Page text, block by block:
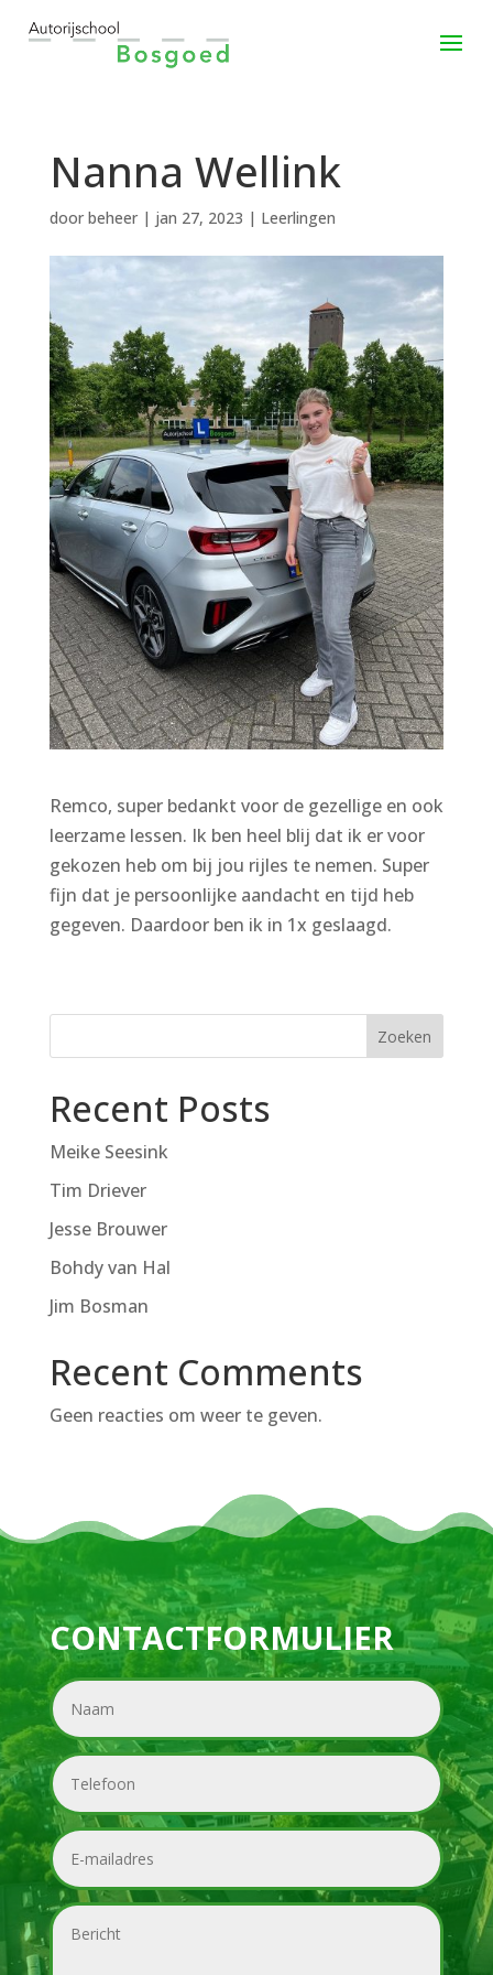
Nanna Wellink
door beheer| jan 27, 2023 | Leerlingen
Remco, super bedankt voor de gezellige en ook
leerzame lessen. Ik ben heel blij dat ik er voor
gekozen heb om bij jou rijles te nemen. Super
fijn dat je persoonlijke aandacht en tijd heb
gegeven. Daardoor ben ik in 1x geslaagd.
Zoeken
Recent Posts
Meike Seesink
Tim Driever
Jesse Brouwer
Bohdy van Hal
Jim Bosman
Recent Comments
Geen reacties om weer te geven.
CONTACTFORMULIER